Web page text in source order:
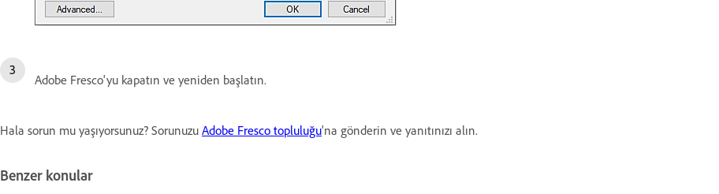
Adobe Fresco'yu kapatın ve yeniden başlatın.
Hala sorun mu yaşıyorsunuz? Sorunuzu Adobe Fresco topluluğu'na gönderin ve yanıtınızı alın.
Benzer konular